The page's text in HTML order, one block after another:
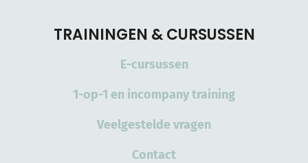
TRAININGEN & CURSUSSEN
E-cursussen
1-op-1 en incompany training
Veelgestelde vragen
Contact